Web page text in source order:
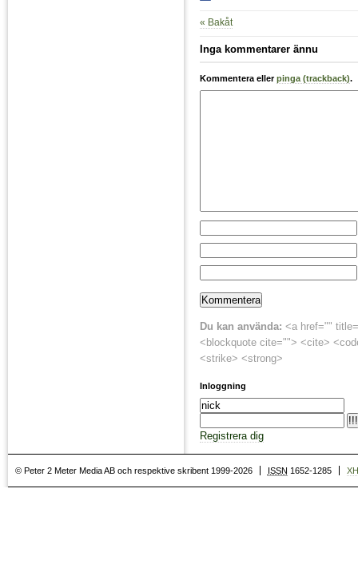
« Bakåt
Inga kommentarer ännu
Kommentera ellerpinga (trackback).
Du kan använda: <a href=""
<blockquote cite=""> <cite>
<strike> <strong>
Inloggning
Registrera dig
© Peter 2 Meter Media AB och respektive skribent 1999-2026 ISSN 1652-1285